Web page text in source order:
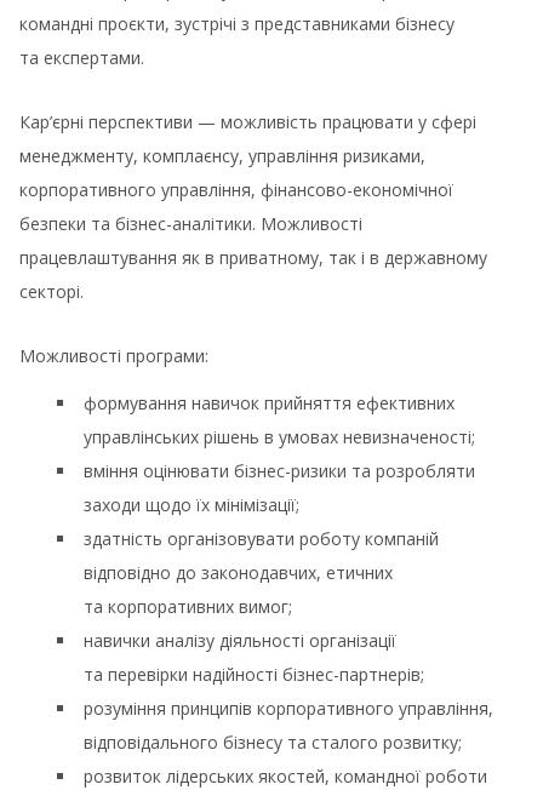
командні проєкти, зустрічі з представниками бізнесу
та експертами.
Кар’єрні перспективи — можливість працювати у сфері
менеджменту, комплаєнсу, управління ризиками,
корпоративного управління, фінансово-економічної
безпеки та бізнес-аналітики. Можливості
працевлаштування як в приватному, так і в державному
секторі.
Можливості програми:
формування навичок прийняття ефективних
управлінських рішень в умовах невизначеності;
вміння оцінювати бізнес-ризики та розробляти
заходи щодо їх мінімізації;
здатність організовувати роботу компаній
відповідно до законодавчих, етичних
та корпоративних вимог;
навички аналізу діяльності організації
та перевірки надійності бізнес-партнерів;
розуміння принципів корпоративного управління,
відповідального бізнесу та сталого розвитку;
розвиток лідерських якостей, командної роботи